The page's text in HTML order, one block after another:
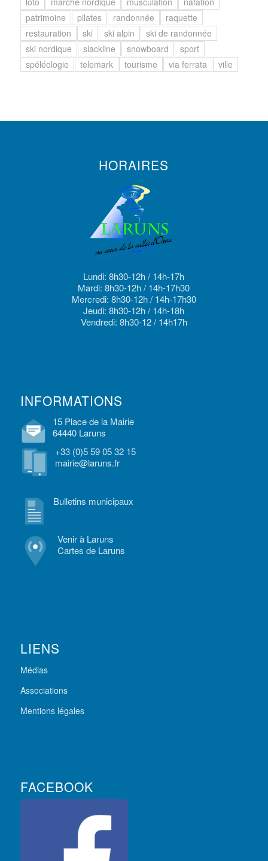
patrimoine
pilates randonnée
raquette
restauration
ski ski alpin
ski de randonnée
ski nordique
slackline snowboard
sport
spéléologie
telemark tourisme via ferrata ville
HORAIRES
Lundi: 8h30-12h / 14h-17h
Mardi: 8h30-12h / 14h-17h30
Mercredi: 8h30-12h / 14h-17h30
Jeudi: 8h30-12h / 14h-18h
Vendredi: 8h30-12 / 14h17h
INFORMATIONS
15 Place de la Mairie
64440 Laruns
+33 (0)5 59 05 32 15
mairie@laruns.fr
Bulletins municipaux
Venir à Laruns
Cartes de Laruns
LIENS
Médias
Associations
Mentions légales
FACEBOOK